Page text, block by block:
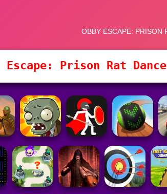
Escape: Prison Rat Dance